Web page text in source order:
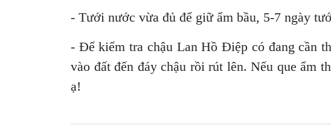
- Tưới nước vừa đủ để giữ ẩm bầu, 5-7 ngày
- Để kiểm tra chậu Lan Hồ Điệp có đang cần
vào đất đến đáy chậu rồi rút lên. Nếu que ẩm
ạ!